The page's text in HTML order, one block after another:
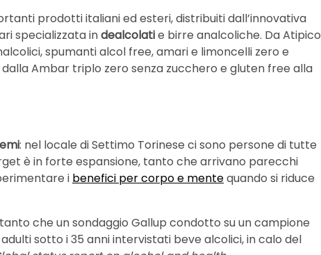
prodotti italiani ed esteri, distribuiti dall’innovativa
specializzata indealcolatie birre analcoliche. Da Atipico
spumanti alcol free, amari e limoncelli zero e
Ambar triplo zero senza zucchero e gluten free alla
: nel locale di Settimo Torinese ci sono persone di tutte
è in forte espansione, tanto che arrivano parecchi
i benefici per corpo e mentequando si riduce
che un sondaggio Gallup condotto su un campione
sotto i 35 anni intervistati beve alcolici, in calo del